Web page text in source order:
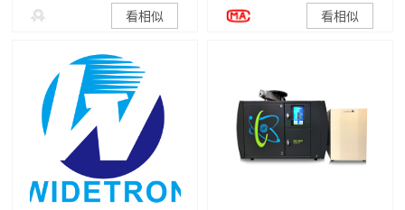
菌/抑菌性能检测
 看相似 看相似